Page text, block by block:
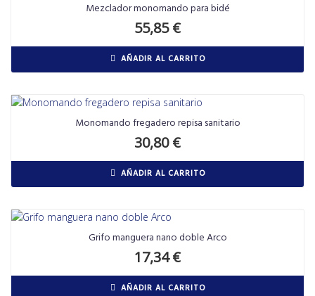
Mezclador monomando para bidé
55,85€
AÑADIR AL CARRITO
Monomando fregadero repisa sanitario
30,80€
AÑADIR AL CARRITO
Grifo manguera nano doble Arco
17,34€
AÑADIR AL CARRITO